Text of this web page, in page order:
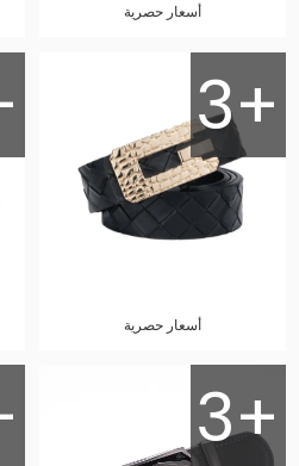
أسعار حصرية
3+
أسعار حصرية
3+